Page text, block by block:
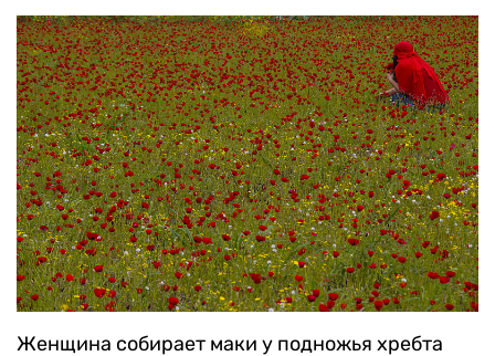
выступающего против изменения климата,
направляются в Гайд-парк в Лондоне
Фотография: Frank Augstein / AP